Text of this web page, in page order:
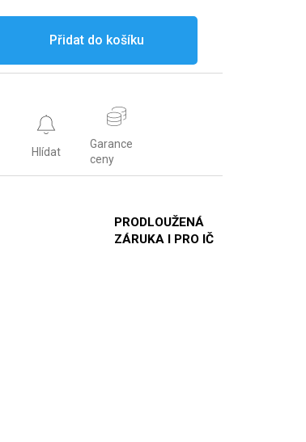
Přidat do košíku
Hlídat
Garance
ceny
PRODLOUŽENÁ
ZÁRUKA I PRO IČ